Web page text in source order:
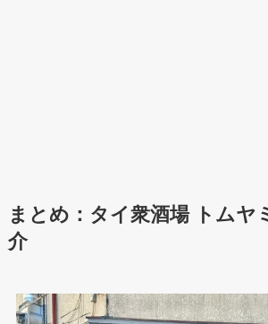
まとめ：タイ衆酒場 トムヤ
介